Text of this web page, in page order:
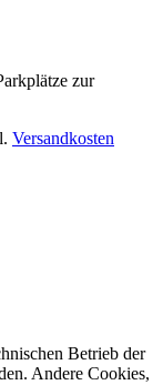
zur
Versandkosten
Betrieb der
Andere Cookies,